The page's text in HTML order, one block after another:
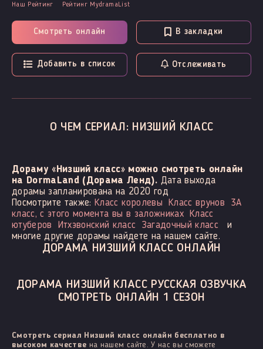
Наш Рейтинг Рейтинг MydramaList
Смотреть онлайн В закладки
Добавить в список Отслеживать
О ЧЕМ СЕРИАЛ: НИЗШИЙ КЛАСС
Дораму «Низший класс» можно смотреть онлайн
на DormaLand (Дорама Ленд). Дата выхода
дорамы запланирована на 2020 год
Посмотрите также: Класс королевы Класс врунов
3А
класс, с этого момента вы в заложниках
Класс
ютуберов
Итхэвонский класс Загадочный класс
и
многие другие дорамы найдете на нашем сайте.
ДОРАМА НИЗШИЙ КЛАСС ОНЛАЙН
ДОРАМА НИЗШИЙ КЛАСС РУССКАЯ ОЗВУЧКА
СМОТРЕТЬ ОНЛАЙН 1 СЕЗОН
Смотреть сериал Низший класс онлайн бесплатно в
высоком качестве на нашем сайте. У нас вы сможете